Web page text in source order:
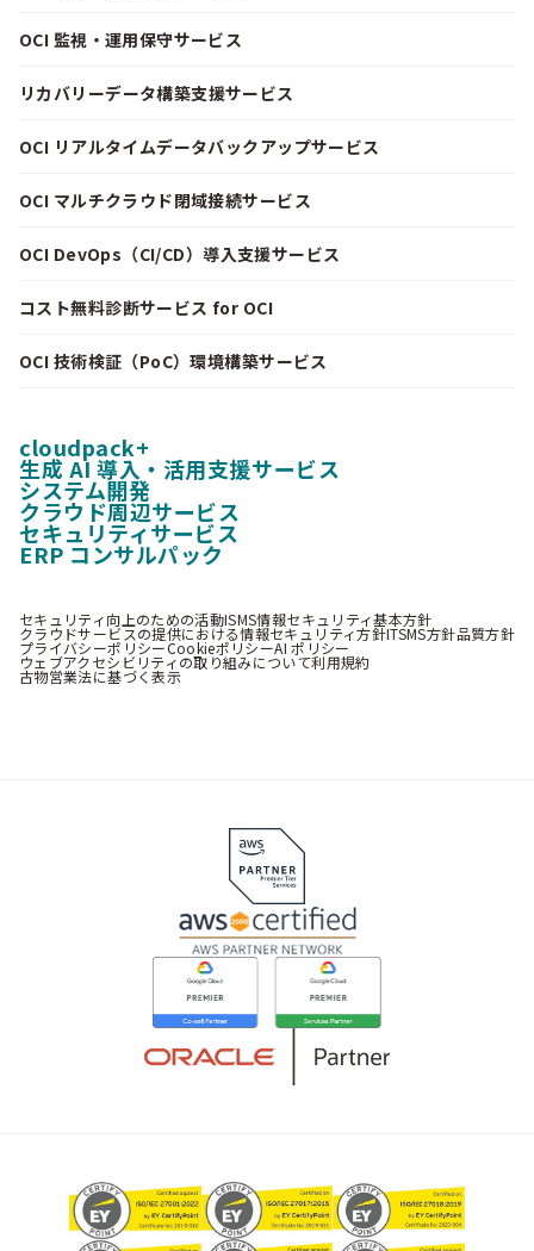
OCI 監視・運用保守サービス
リカバリーデータ構築支援サービス
OCI リアルタイムデータバックアップサービス
OCI マルチクラウド閉域接続サービス
OCI DevOps（CI/CD）導入支援サービス
コスト無料診断サービス for OCI
OCI 技術検証（PoC）環境構築サービス
cloudpack+
生成 AI 導入・活用支援サービス
システム開発
クラウド周辺サービス
セキュリティサービス
ERP コンサルパック
セキュリティ向上のための活動ISMS情報セキュリティ基本方針
クラウドサービスの提供における情報セキュリティ方針ITSMS方針品質方針
プライバシーポリシーCookieポリシーAI ポリシー
ウェブアクセシビリティの取り組みについて利用規約
古物営業法に基づく表示